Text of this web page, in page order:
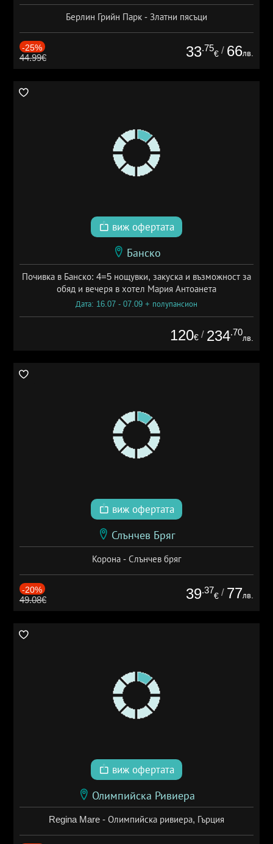
Берлин Грийн Парк - Златни пясъци
-25%
44.99€ 33.75
€ / 66лв.
виж офертата
Банско
Почивка в Банско: 4=5 нощувки, закуска и възможност за
обяд и вечеря в хотел Мария Антоанета
Дата: 16.07 - 07.09 + полупансион
120€ / 234.70
лв.
виж офертата
Слънчев Бряг
Корона - Слънчев бряг
-20%
49.08€ 39.37
€ / 77лв.
виж офертата
Олимпийска Ривиера
Regina Mare - Олимпийска ривиера, Гърция